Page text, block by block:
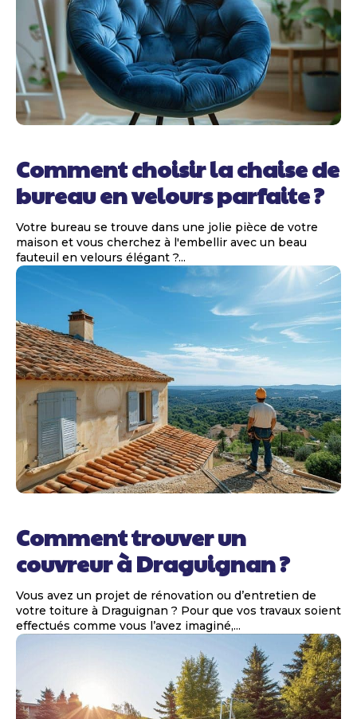
Comment choisir la chaise de
bureau en velours parfaite ?
Votre bureau se trouve dans une jolie pièce de votre
maison et vous cherchez à l'embellir avec un beau
fauteuil en velours élégant ?...
Comment trouver un
couvreur à Draguignan ?
Vous avez un projet de rénovation ou d’entretien de
votre toiture à Draguignan ? Pour que vos travaux soient
effectués comme vous l’avez imaginé,...